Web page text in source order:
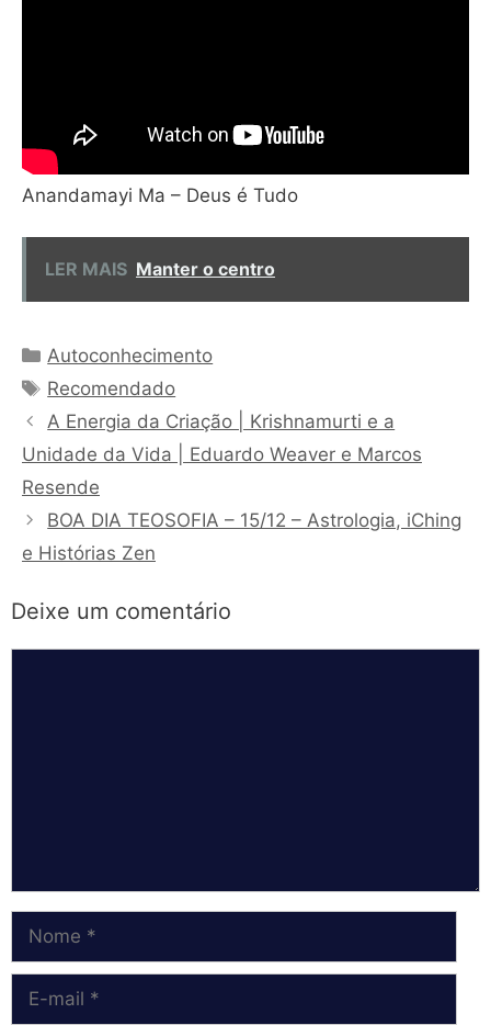
Anandamayi Ma – Deus é Tudo
LER MAIS Manter o centro
Categorias
Autoconhecimento
Tags
Recomendado
A Energia da Criação | Krishnamurti e a
Unidade da Vida | Eduardo Weaver e Marcos
Resende
BOA DIA TEOSOFIA – 15/12 – Astrologia, iChing
e Histórias Zen
Deixe um comentário
mail